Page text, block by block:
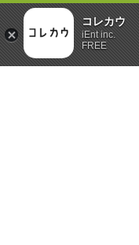
コレカウ
iEnt inc.
FREE